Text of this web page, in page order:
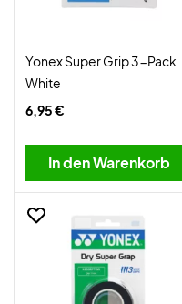
Yonex Super Grip 3-Pack
White
6,95 €
In den Warenkorb